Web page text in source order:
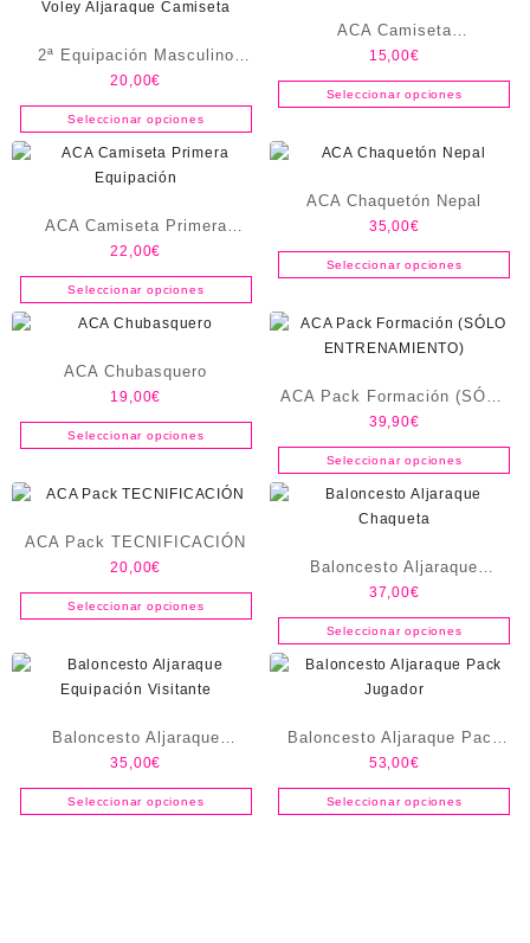
2ª Equipación Masculino
Club Voley Aljaraque
Camiseta
20,00€
Seleccionar opciones
ACA Camiseta
Entrenamiento
15,00€
Seleccionar opciones
ACA Camiseta Primera
Equipación
22,00€
Seleccionar opciones
ACA Chaquetón Nepal
35,00€
Seleccionar opciones
ACA Chubasquero
19,00€
Seleccionar opciones
ACA Pack Formación (SÓLO
ENTRENAMIENTO)
39,90€
Seleccionar opciones
ACA Pack TECNIFICACIÓN
20,00€
Seleccionar opciones
Baloncesto Aljaraque
Chaqueta
37,00€
Seleccionar opciones
Baloncesto Aljaraque
Equipación Visitante
35,00€
Seleccionar opciones
Baloncesto Aljaraque Pack
Jugador
53,00€
Seleccionar opciones